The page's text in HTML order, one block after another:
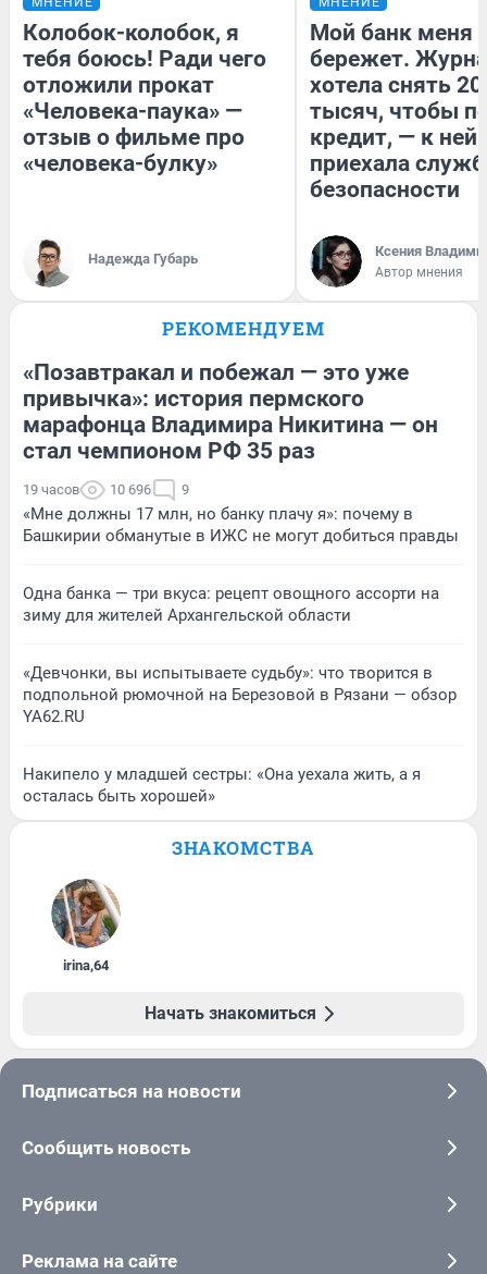
Колобок-колобок, я
тебя боюсь! Ради чего
отложили прокат
«Человека-паука» —
отзыв о фильме про
«человека-булку»
Надежда Губарь
Мой банк меня
бережет.
хотела снять
тысяч, чтобы
кредит, — к
приехала
безопасности
Ксения
Автор мнения
РЕКОМЕНДУЕМ
«Позавтракал и побежал — это уже
привычка»: история пермского
марафонца Владимира Никитина — он
стал чемпионом РФ 35 раз
19 часов 10 696 9
«Мне должны 17 млн, но банку плачу я»: почему в
Башкирии обманутые в ИЖС не могут добиться правды
Одна банка — три вкуса: рецепт овощного ассорти на
зиму для жителей Архангельской области
«Девчонки, вы испытываете судьбу»: что творится в
подпольной рюмочной на Березовой в Рязани — обзор
YA62.RU
Накипело у младшей сестры: «Она уехала жить, а я
осталась быть хорошей»
ЗНАКОМСТВА
irina,64
Начать знакомиться
Подписаться на новости
Сообщить новость
Рубрики
Реклама на сайте